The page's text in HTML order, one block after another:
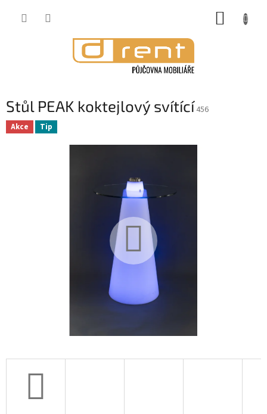
Stůl PEAK koktejlový svítící 456
Akce Tip